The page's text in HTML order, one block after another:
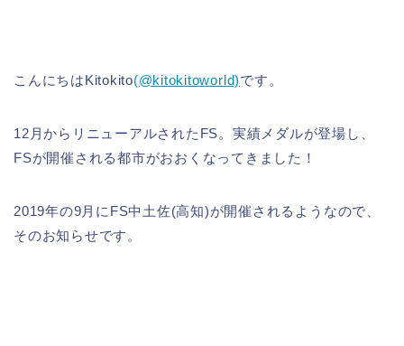
こんにちはKitokito(@kitokitoworld)です。
12月からリニューアルされたFS。実績メダルが登場し、
FSが開催される都市がおおくなってきました！
2019年の9月にFS中土佐(高知)が開催されるようなので、
そのお知らせです。